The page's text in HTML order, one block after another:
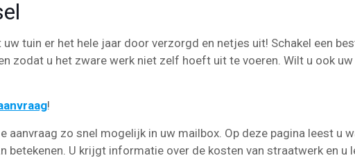
tuin er het hele jaar door verzorgd en netjes uit! Schakel een
zodat u het zware werk niet zelf hoeft uit te voeren. Wilt u ook
!
aanvraag zo snel mogelijk in uw mailbox. Op deze pagina leest u
betekenen. U krijgt informatie over de kosten van straatwerk en u